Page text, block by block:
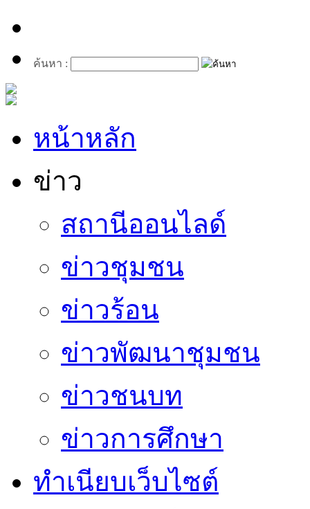
ค้นหา :
หน้าหลัก
ข่าว
สถานีออนไลด์
ข่าวชุมชน
ข่าวร้อน
ข่าวพัฒนาชุมชน
ข่าวชนบท
ข่าวการศึกษา
ทำเนียบเว็บไซต์